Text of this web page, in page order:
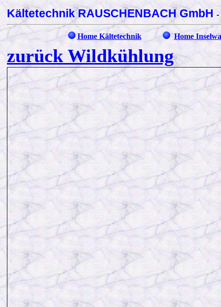
Kältetechnik RAUSCHENBACH GmbH-
Home Kältetechnik Home
zurück Wildkühlung